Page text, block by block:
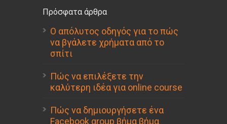
Πρόσφατα άρθρα
Ο απόλυτος οδηγός για το πώς
να βγάλετε χρήματα από το
σπίτι
Πώς να επιλέξετε την
καλύτερη ιδέα για online course
Πώς να δημιουργήσετε ένα
Facebook group βήμα βήμα